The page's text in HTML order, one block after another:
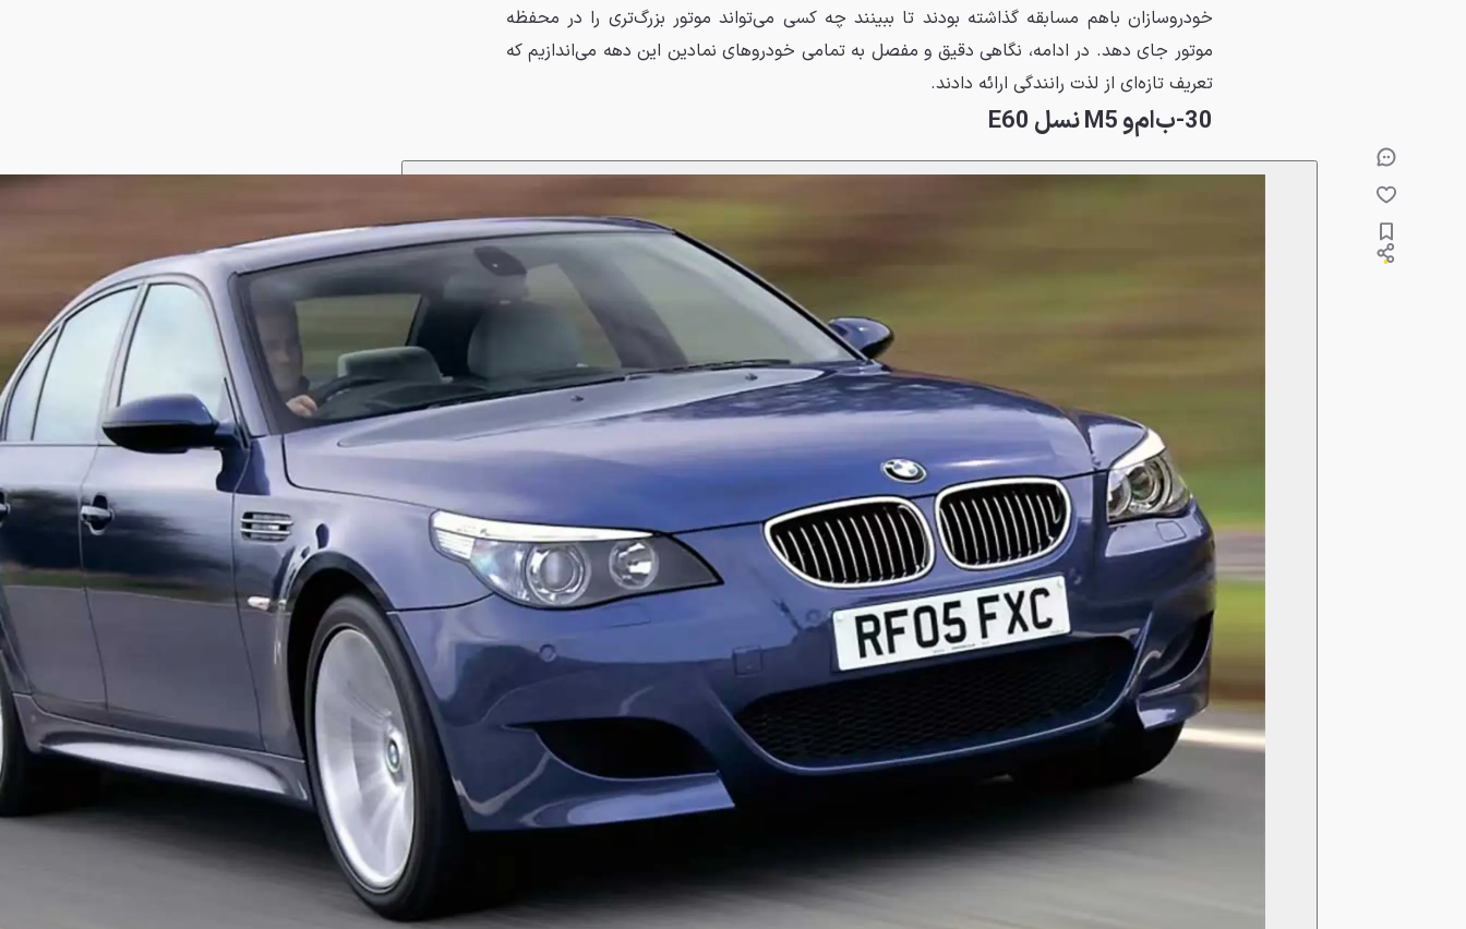
خودروسازان باهم مسابقه گذاشته بودند تا ببینند چه کسی می‌تواند موتور بزرگ‌تری را در محفظه
موتور جای دهد. در ادامه، نگاهی دقیق و مفصل به تمامی خودروهای نمادین این دهه می‌اندازیم که
تعریف تازه‌ای از لذت رانندگی ارائه دادند.
30-ب‌ام‌و M5 نسل E60